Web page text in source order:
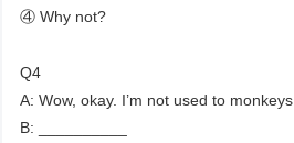
④ Why not?
Q4
A: Wow, okay. I’m not used to monkeys.
B: __________